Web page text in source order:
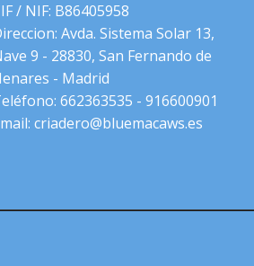
/ NIF: B86405958
Avda. Sistema Solar 13,
9 - 28830, San Fernando de
- Madrid
662363535 - 916600901
criadero@bluemacaws.es